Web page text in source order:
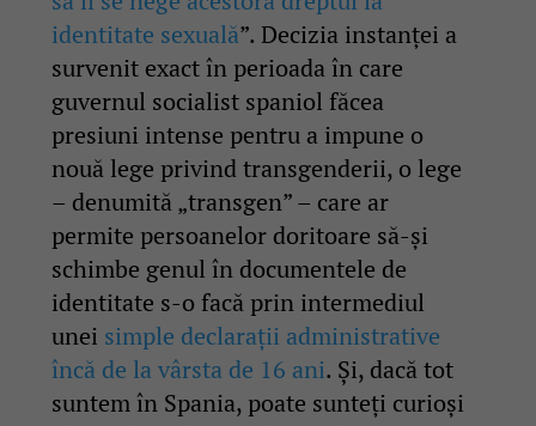
identitate sexuală”. Decizia instanței a
survenit exact în perioada în care
guvernul socialist spaniol făcea
presiuni intense pentru a impune o
nouă lege privind transgenderii, o lege
– denumită „transgen” – care ar
permite persoanelor doritoare să-și
schimbe genul în documentele de
identitate s-o facă prin intermediul
unei simple declarații administrative
încă de la vârsta de 16 ani. Și, dacă tot
suntem în Spania, poate sunteți curioși